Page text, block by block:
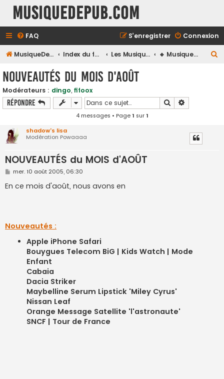
MusiqueDePub.com
FAQ Connexion
S’enregistrer
MusiqueDePub.com Index du forum Les Musiques De Pubs 🔹 Musiques du Mois & Nouveautés 🔹
NOUVEAUTÉS du MOIS d'AOÛT
Modérateurs : dingo, fifoox
Répondre Rechercher
4 messages • Page1 sur1
shadow's lisa
Modération Powaaaa
NOUVEAUTÉS du MOIS d'AOÛT
M
s
s
mer. 10 août 2005, 06:30
En ce mois d'août, nous avons en
Nouveautés :
Apple iPhone Safari
Bouygues Telecom BiG | Kids Watch | Mode
Enfant
Cabaia
Dacia Striker
Maybelline Serum Lipstick 'Miley Cyrus'
Nissan Leaf
Orange Message Satellite 'l'astronaute'
SNCF | Tour de France